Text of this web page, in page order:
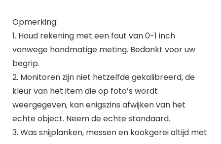
Opmerking:
1. Houd rekening met een fout van 0-1 inch
vanwege handmatige meting. Bedankt voor uw
begrip.
2. Monitoren zijn niet hetzelfde gekalibreerd, de
kleur van het item die op foto’s wordt
weergegeven, kan enigszins afwijken van het
echte object. Neem de echte standaard.
3. Was snijplanken, messen en kookgerei altijd met